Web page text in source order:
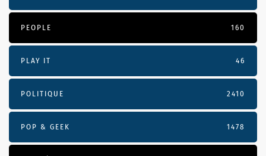
PEOPLE 160
PLAY IT 46
POLITIQUE 2410
POP & GEEK 1478